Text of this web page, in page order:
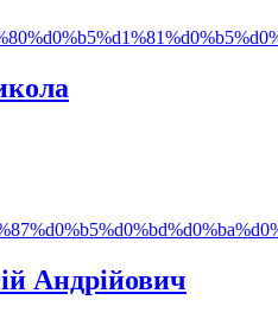
Андрійович